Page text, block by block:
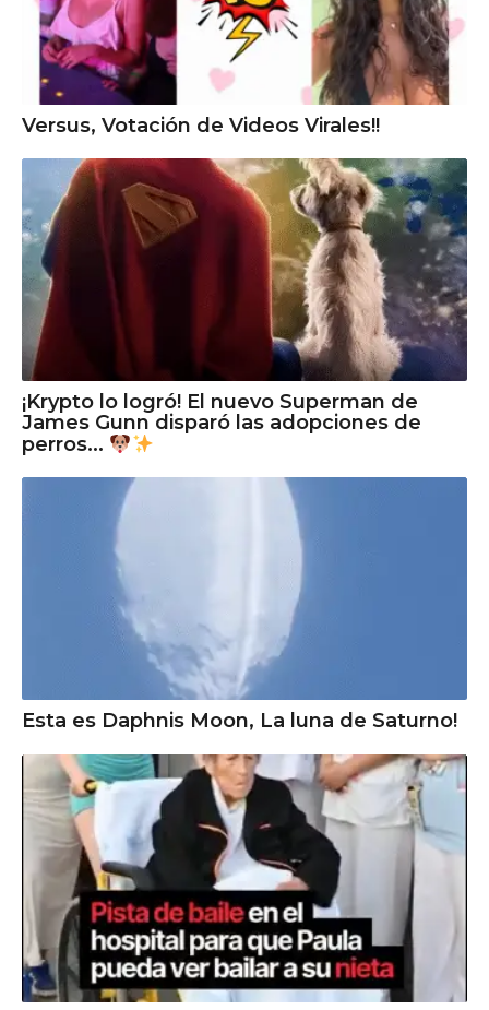
Versus, Votación de Videos Virales!!
¡Krypto lo logró! El nuevo Superman de
James Gunn disparó las adopciones de
perros...
Esta es Daphnis Moon, La luna de Saturno!